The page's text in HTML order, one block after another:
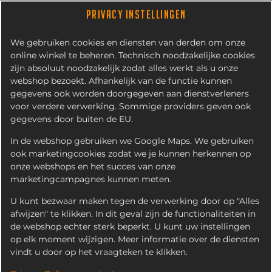
PRIVACY INSTELLINGEN
We gebruiken cookies en diensten van derden om onze
online winkel te beheren. Technisch noodzakelijke cookies
zijn absoluut noodzakelijk zodat alles werkt als u onze
webshop bezoekt. Afhankelijk van de functie kunnen
gegevens ook worden doorgegeven aan dienstverleners
voor verdere verwerking. Sommige providers geven ook
gegevens door buiten de EU.
In de webshop gebruiken we Google Maps. We gebruiken
ook marketingcookies zodat we je kunnen herkennen op
onze webshops en het succes van onze
marketingcampagnes kunnen meten.
U kunt bezwaar maken tegen de verwerking door op "Alles
afwijzen" te klikken. In dit geval zijn de functionaliteiten in
de webshop echter sterk beperkt. U kunt uw instellingen
op elk moment wijzigen. Meer informatie over de diensten
vindt u door op het vraagteken te klikken.
SUPERFRITES KAPSALON